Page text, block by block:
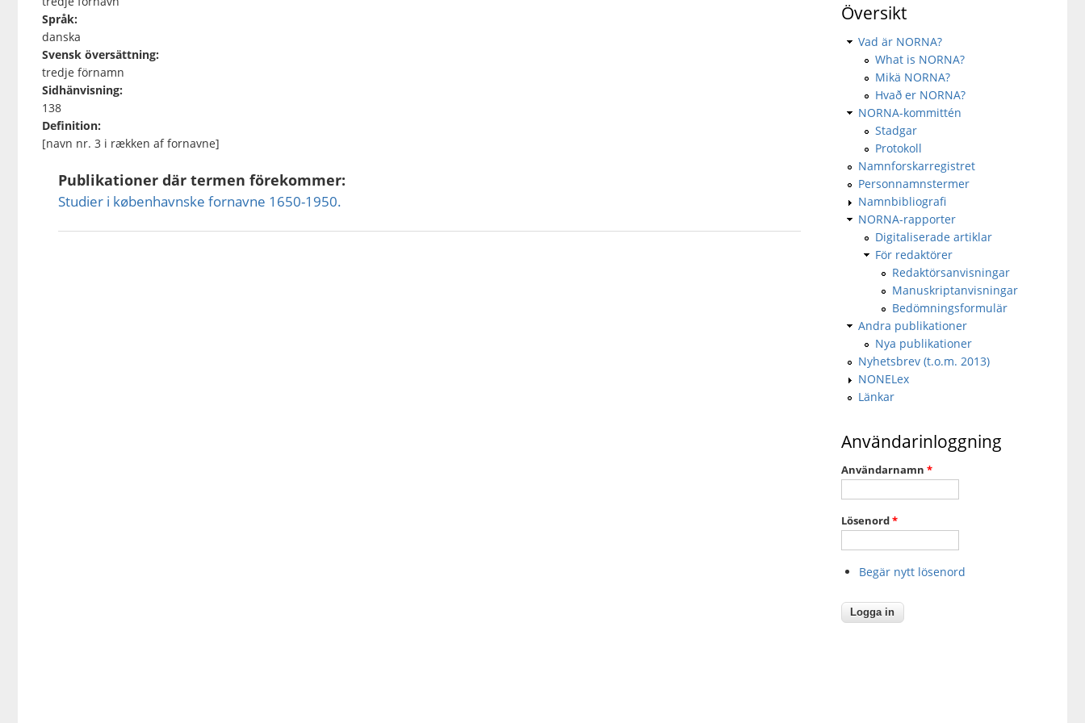
Språk:
danska
Svensk översättning:
tredje förnamn
Sidhänvisning:
138
Definition:
[navn nr. 3 i rækken af fornavne]
Publikationer där termen förekommer:
Studier i københavnske fornavne 1650-1950.
Översikt
Vad är NORNA?
What is NORNA?
Mikä NORNA?
Hvað er NORNA?
NORNA-kommittén
Stadgar
Protokoll
Namnforskarregistret
Personnamnstermer
Namnbibliografi
NORNA-rapporter
Digitaliserade artiklar
För redaktörer
Redaktörsanvisningar
Manuskriptanvisningar
Bedömningsformulär
Andra publikationer
Nya publikationer
Nyhetsbrev (t.o.m. 2013)
NONELex
Länkar
Användarinloggning
Användarnamn *
Lösenord*
Begär nytt lösenord